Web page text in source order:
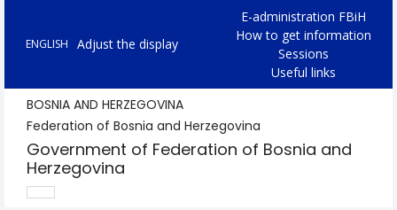
ENGLISH Adjust the display
E-administration FBiH
How to get information
Sessions
Useful links
BOSNIA AND HERZEGOVINA
Federation of Bosnia and Herzegovina
Government of Federation of Bosnia and
Herzegovina